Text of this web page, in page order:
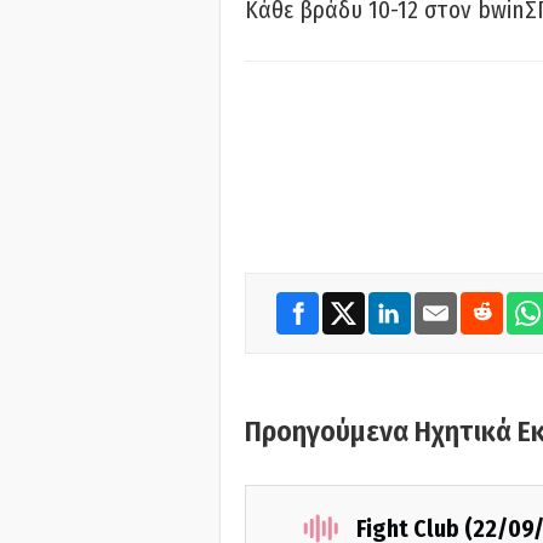
Κάθε βράδυ 10-12 στον
Προηγούμενα Ηχητικά
Fight Club (22/